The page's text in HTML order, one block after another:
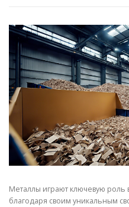
СВОЙСТВА МЕТАЛЛОВ
СТАТЬИ
Металлы играют ключевую роль
благодаря своим уникальным